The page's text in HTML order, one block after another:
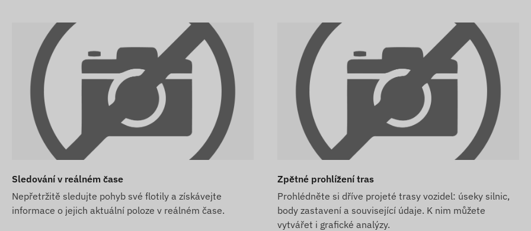
systémy určování polohy a sítí mobilních
s telefonem uživatele nebo centrálním serverem.
SIM karty v mobilních sítích.
softwaru), předáme vám jej s továrním
Sledování v reálném čase
Nepřetržitě sledujte pohyb své flotily a získávejte
informace o jejich aktuální poloze v reálném čase.
Zpětné prohlížení tras
Prohlédněte si dříve projeté trasy vozidel: úseky silnic,
body zastavení a související údaje. K nim můžete
vytvářet i grafické analýzy.